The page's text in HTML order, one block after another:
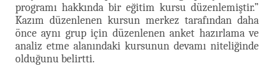
programı hakkında bir eğitim kursu düzenlemiştir.”
Kazım düzenlenen kursun merkez tarafından daha
önce aynı grup için düzenlenen anket hazırlama ve
analiz etme alanındaki kursunun devamı niteliğinde
olduğunu belirtti.